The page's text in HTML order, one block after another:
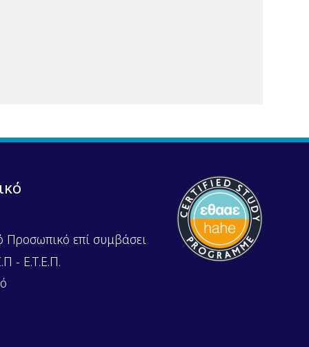
Προσωπικό επί συμβάσει
- Ε.Τ.Ε.Π.